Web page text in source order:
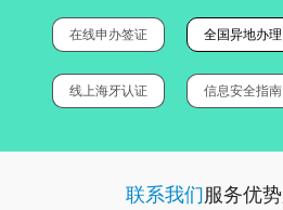
在线申办签证 全国异地办理
线上海牙认证 信息安全指南
联系我们服务优势